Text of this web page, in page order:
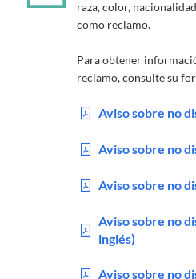
raza, color,
como reclamo.
Para obtener
reclamo, consulte su
Aviso sobre no
Aviso sobre no
Aviso sobre no
Aviso sobre no
inglés)
Aviso sobre no